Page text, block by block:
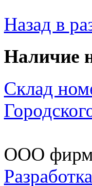
Назад в
Наличие
Склад
ООО